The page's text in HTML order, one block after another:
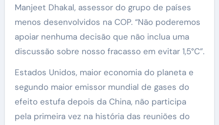
Manjeet Dhakal, assessor do grupo de países
menos desenvolvidos na COP. “Não poderemos
apoiar nenhuma decisão que não inclua uma
discussão sobre nosso fracasso em evitar 1,5°C”.
Estados Unidos, maior economia do planeta e
segundo maior emissor mundial de gases do
efeito estufa depois da China, não participa
pela primeira vez na história das reuniões do